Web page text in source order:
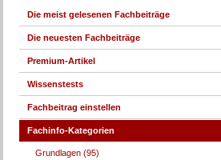
Die meist gelesenen Fachbeiträge
Die neuesten Fachbeiträge
Premium-Artikel
Wissenstests
Fachbeitrag einstellen
Fachinfo-Kategorien
Grundlagen (95)